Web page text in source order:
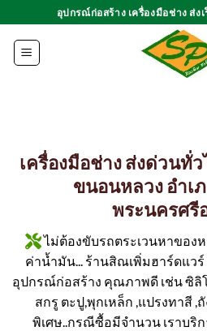
ไป
เนื้อหา
อุปกรณ์ก่อสร้าง เครื่องมือช่าง ส่ง
เครื่องมือช่าง ส่งด่วนทั่
ขนอนหลวง อำเ
พระนครศรี
ไม่ต้องขับรถตระเวนหาของห
ค่าน้ำมัน... ร้านสิณเพิ่มฮาร์ดแว
อุปกรณ์ก่อสร้าง คุณภาพดี เช่น ซิลิ
สกรู ตะปู,พุกเหล็ก ,แปรงทาสี ,
พิเศษ..กรณีซื้อมีจำนวน เราบริ